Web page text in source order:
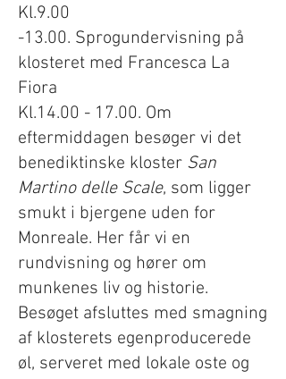
Kl.9.00
-13.00. Sprogundervisning på
klosteret med Francesca La
Fiora
Kl.14.00 - 17.00. Om
eftermiddagen besøger vi det
benediktinske kloster San
Martino delle Scale, som ligger
smukt i bjergene uden for
Monreale. Her får vi en
rundvisning og hører om
munkenes liv og historie.
Besøget afsluttes med smagning
af klosterets egenproducerede
øl, serveret med lokale oste og